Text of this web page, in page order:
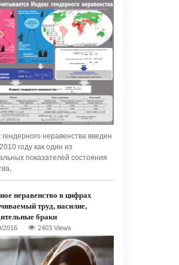
гендерного неравенства введен
году как один из
показателей состояния
неравенство в цифрах
труд, насилие,
браки
2403 Views